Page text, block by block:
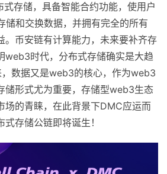
存储，具备智能合约功能，使用户
储和交换数据，并拥有完全的所有
。币安链有计算能力，未来要补齐存
web3时代，分布式存储确实是大趋
数据又是web3的核心，作为web3
储形式尤为重要，存储型web3生态
场的青睐，在此背景下DMC应运而
存储公链即将诞生！